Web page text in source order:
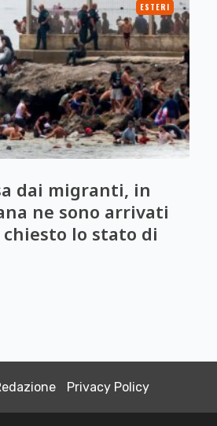
ESTERI
dai migranti, in
ne sono arrivati
chiesto lo stato di
Privacy Policy